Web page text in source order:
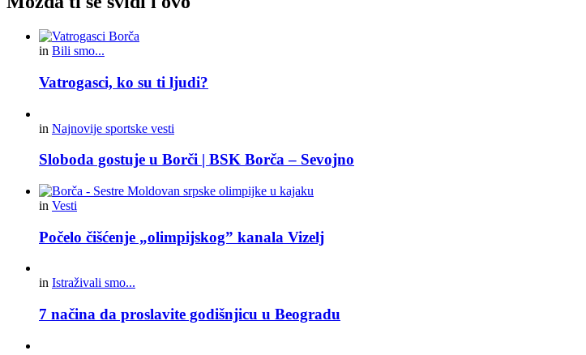
in Bili smo...
Vatrogasci, ko su ti ljudi?
in Najnovije sportske vesti
Sloboda gostuje u Borči | BSK Borča – Sevojno
in Vesti
Počelo čišćenje „olimpijskog” kanala Vizelj
in Istraživali smo...
7 načina da proslavite godišnjicu u Beogradu